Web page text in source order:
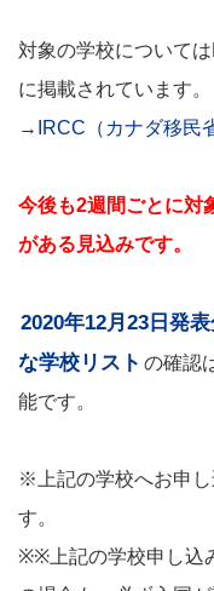
対象の学校について
に掲載されています。
→ IRCC（カナダ移民
今後も2週間ごとに対
がある見込みです。
2020年12月23日発
な学校リスト の確認
能です。
※上記の学校へお申
す。
※※上記の学校申し込